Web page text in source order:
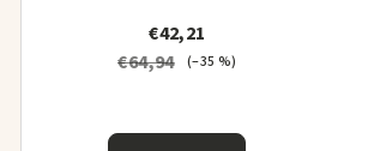
€42,21
€64,94
(–35 %)